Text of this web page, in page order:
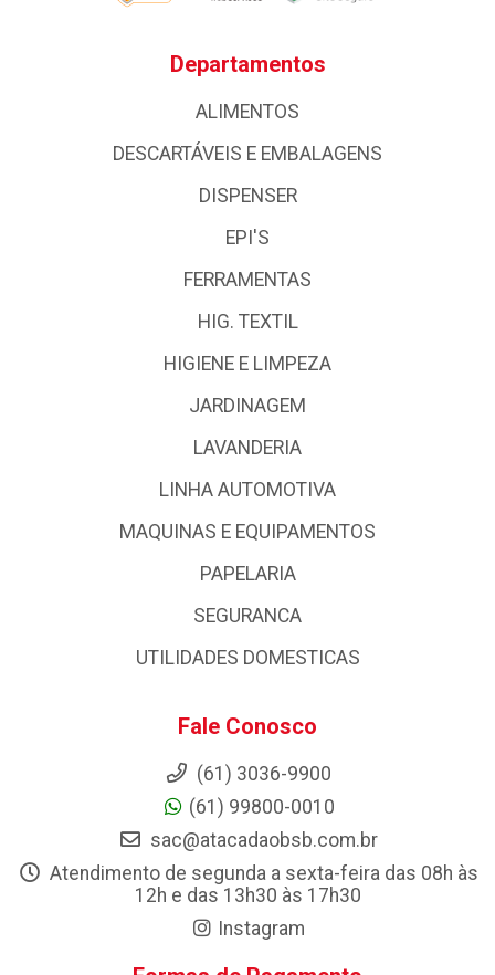
Departamentos
ALIMENTOS
DESCARTÁVEIS E EMBALAGENS
DISPENSER
EPI'S
FERRAMENTAS
HIG. TEXTIL
HIGIENE E LIMPEZA
JARDINAGEM
LAVANDERIA
LINHA AUTOMOTIVA
MAQUINAS E EQUIPAMENTOS
PAPELARIA
SEGURANCA
UTILIDADES DOMESTICAS
Fale Conosco
(61) 3036-9900
(61) 99800-0010
sac@atacadaobsb.com.br
Atendimento de segunda a sexta-feira das 08h às
12h e das 13h30 às 17h30
Instagram